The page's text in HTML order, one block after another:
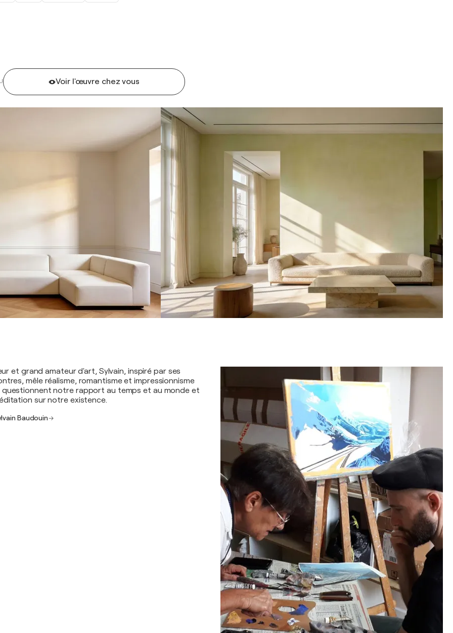
Voir l'œuvre chez vous
et grand amateur d'art, Sylvain, inspiré par ses
mêle réalisme, romantisme et impressionnisme
notre rapport au temps et au monde et
sur notre existence.
Baudouin